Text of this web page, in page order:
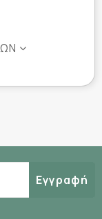
ανάγκες
Εγγραφή